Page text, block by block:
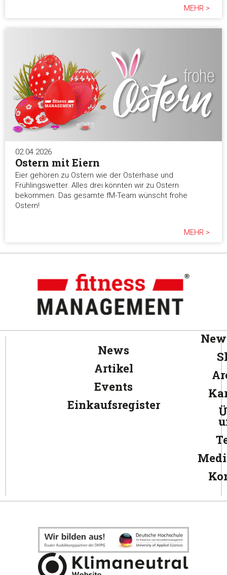
MEHR >
02.04.2026
Ostern mit Eiern
Eier gehören zu Ostern wie der Osterhase und
Frühlingswetter. Alles drei könnten wir zu Ostern
bekommen. Das gesamte fM-Team wünscht frohe
Ostern!
MEHR >
News
Artikel
Events
Einkaufsregister